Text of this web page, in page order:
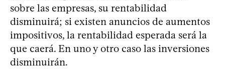
sobre las empresas, su rentabilidad
disminuirá; si existen anuncios de aumentos
impositivos, la rentabilidad esperada será la
que caerá. En uno y otro caso las inversiones
disminuirán.